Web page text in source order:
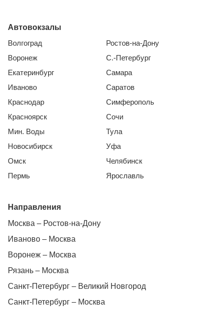
Автовокзалы
Волгоград
Воронеж
Екатеринбург
Иваново
Краснодар
Красноярск
Мин. Воды
Новосибирск
Омск
Пермь
Ростов-на-Дону
С.-Петербург
Самара
Саратов
Симферополь
Сочи
Тула
Уфа
Челябинск
Ярославль
Направления
Москва – Ростов-на-Дону
Иваново – Москва
Воронеж – Москва
Рязань – Москва
Санкт-Петербург – Великий Новгород
Санкт-Петербург – Москва